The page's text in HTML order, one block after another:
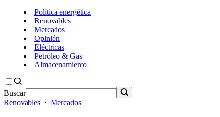
Política energética
Renovables
Mercados
Opinión
Eléctricas
Petróleo & Gas
Almacenamiento
Buscar
Renovables · Mercados